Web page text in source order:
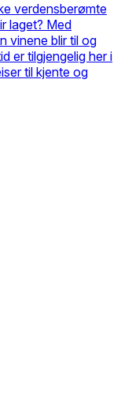
verdensberømte
laget? Med
vinene blir til og
er tilgjengelig her i
til kjente og